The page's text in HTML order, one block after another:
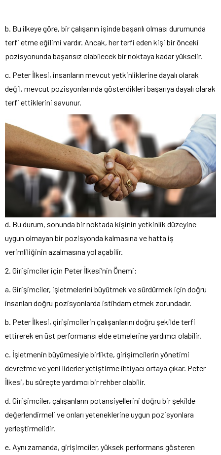
b. Bu ilkeye göre, bir çalışanın işinde başarılı olması durumunda
terfi etme eğilimi vardır. Ancak, her terfi eden kişi bir önceki
pozisyonunda başarısız olabilecek bir noktaya kadar yükselir.
c. Peter İlkesi, insanların mevcut yetkinliklerine dayalı olarak
değil, mevcut pozisyonlarında gösterdikleri başarıya dayalı olarak
terfi ettiklerini savunur.
d. Bu durum, sonunda bir noktada kişinin yetkinlik düzeyine
uygun olmayan bir pozisyonda kalmasına ve hatta iş
verimliliğinin azalmasına yol açabilir.
2. Girişimciler için Peter İlkesi’nin Önemi:
a. Girişimciler, işletmelerini büyütmek ve sürdürmek için doğru
insanları doğru pozisyonlarda istihdam etmek zorundadır.
b. Peter İlkesi, girişimcilerin çalışanlarını doğru şekilde terfi
ettirerek en üst performansı elde etmelerine yardımcı olabilir.
c. İşletmenin büyümesiyle birlikte, girişimcilerin yönetimi
devretme ve yeni liderler yetiştirme ihtiyacı ortaya çıkar. Peter
İlkesi, bu süreçte yardımcı bir rehber olabilir.
d. Girişimciler, çalışanların potansiyellerini doğru bir şekilde
değerlendirmeli ve onları yeteneklerine uygun pozisyonlara
yerleştirmelidir.
e. Aynı zamanda, girişimciler, yüksek performans gösteren